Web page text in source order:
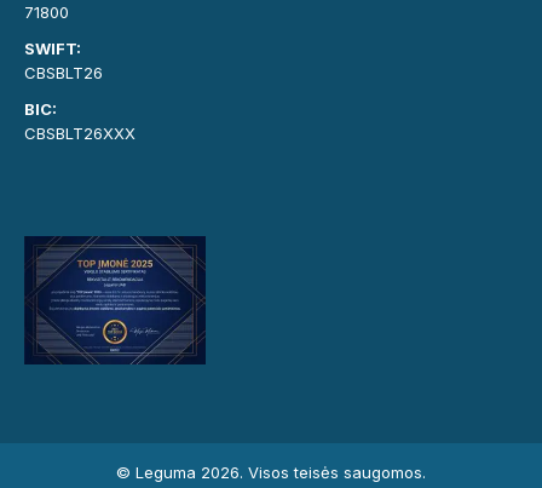
71800
SWIFT:
CBSBLT26
BIC:
CBSBLT26XXX
© Leguma 2026. Visos teisės saugomos.